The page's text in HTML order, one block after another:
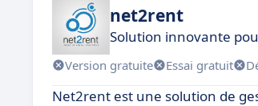
net2rent
Solution innovante
Version gratuite Essai gratuit
Net2rent est une solution de